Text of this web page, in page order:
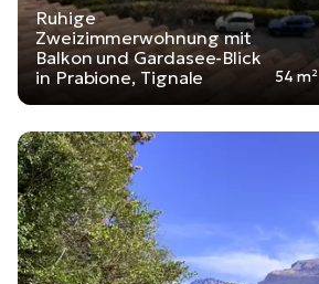
Ruhige
Zweizimmerwohnung mit
Balkon und Gardasee-Blick
in Prabione, Tignale
54 m²